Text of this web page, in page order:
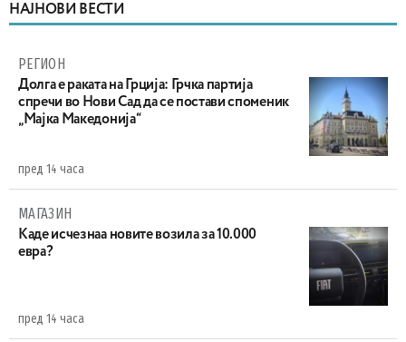
НАЈНОВИ ВЕСТИ
РЕГИОН
Долга е раката на Грција: Грчка партија
спречи во Нови Сад да се постави споменик
„Мајка Македонија“
пред 14 часа
МАГАЗИН
Каде исчезнаа новите возила за 10.000
евра?
пред 14 часа